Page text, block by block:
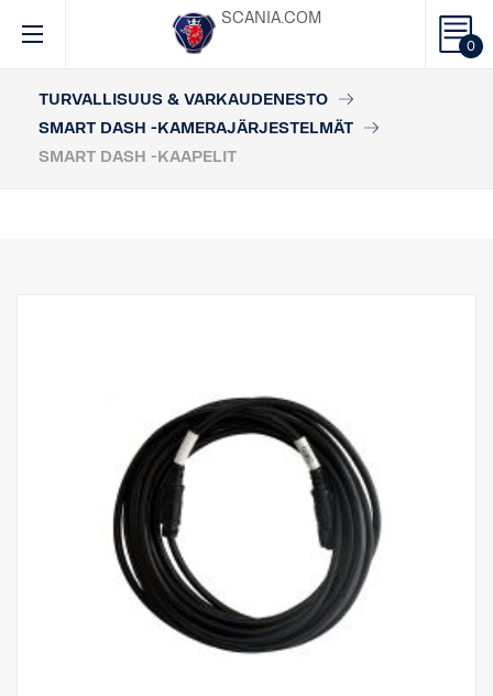
0
SCANIA.COM
TURVALLISUUS & VARKAUDENESTO
SMART DASH -KAMERAJÄRJESTELMÄT
SMART DASH -KAAPELIT